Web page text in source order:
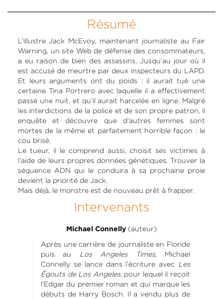
Résumé
L’illustre Jack McEvoy, maintenant journaliste au Fair
Warning, un site Web de défense des consommateurs,
a eu raison de bien des assassins. Jusqu’au jour où il
est accusé de meurtre par deux inspecteurs du LAPD.
Et leurs arguments ont du poids : il aurait tué une
certaine Tina Portrero avec laquelle il a effectivement
passé une nuit, et qu’il aurait harcelée en ligne. Malgré
les interdictions de la police et de son propre patron, il
enquête et découvre que d’autres femmes sont
mortes de la même et parfaitement horrible façon : le
cou brisé.
Le tueur, il le comprend aussi, choisit ses victimes à
l’aide de leurs propres données génétiques. Trouver la
séquence ADN qui le conduira à sa prochaine proie
devient la priorité de Jack.
Mais déjà, le monstre est de nouveau prêt à frapper.
Intervenants
Michael Connelly (auteur)
Après une carrière de journaliste en Floride
puis au Los Angeles Times, Michael
Connelly se lance dans l’écriture avec Les
Égouts de Los Angeles, pour lequel il reçoit
l’Edgar du premier roman et qui marque les
débuts de Harry Bosch. Il a vendu plus de